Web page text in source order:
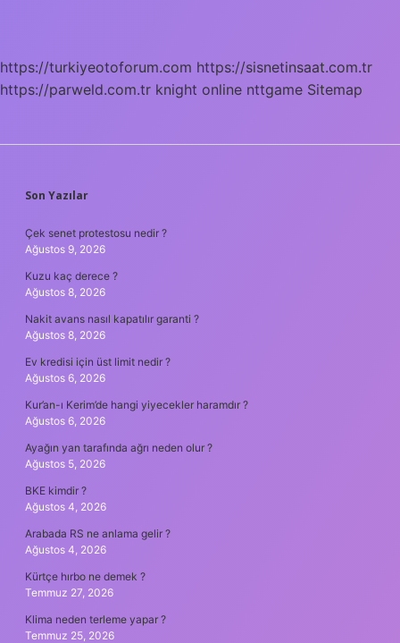
https://turkiyeotoforum.com https://sisnetinsaat.com.tr
https://parweld.com.tr knight online nttgame Sitemap
SIDEBAR
Son Yazılar
Çek senet protestosu nedir ?
Ağustos 9, 2026
Kuzu kaç derece ?
Ağustos 8, 2026
Nakit avans nasıl kapatılır garanti ?
Ağustos 8, 2026
Ev kredisi için üst limit nedir ?
Ağustos 6, 2026
Kur’an-ı Kerim’de hangi yiyecekler haramdır ?
Ağustos 6, 2026
Ayağın yan tarafında ağrı neden olur ?
Ağustos 5, 2026
BKE kimdir ?
Ağustos 4, 2026
Arabada RS ne anlama gelir ?
Ağustos 4, 2026
Kürtçe hırbo ne demek ?
Temmuz 27, 2026
Klima neden terleme yapar ?
Temmuz 25, 2026